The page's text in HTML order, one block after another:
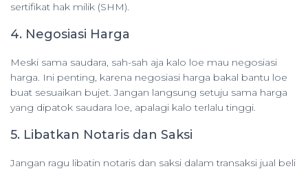
sertifikat hak milik (SHM).
4. Negosiasi Harga
Meski sama saudara, sah-sah aja kalo loe mau negosiasi
harga. Ini penting, karena negosiasi harga bakal bantu loe
buat sesuaikan bujet. Jangan langsung setuju sama harga
yang dipatok saudara loe, apalagi kalo terlalu tinggi.
5. Libatkan Notaris dan Saksi
Jangan ragu libatin notaris dan saksi dalam transaksi jual beli